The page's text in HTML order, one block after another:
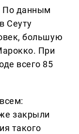
По данным
Сеуту
большую
При
всего 85
закрыли
такого